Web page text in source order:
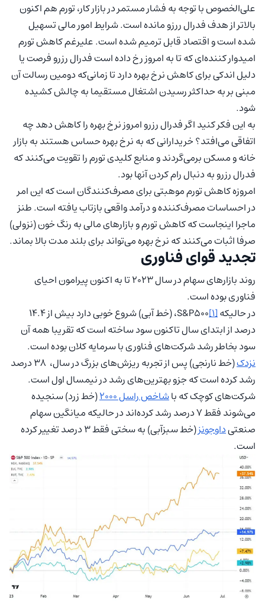
علی‌الخصوص با توجه به فشار مستمر در بازار کار، تورم هم اکنون
بالاتر از هدف فدرال ررزو مانده است. شرایط امور مالی تسهیل
شده است و اقتصاد قابل ترمیم شده است. علیرغم کاهش تورم
امیدوار کننده‌ای که تا به امروز رخ داده است فدرال رزرو فرصت یا
دلیل اندکی برای کاهش نرخ بهره دارد تا زمانی‌که دومین رسالت‌ آن
مبنی بر به حداکثر رسیدن اشتغال مستقیما به چالش کشیده
شود.
به این فکر کنید اگر فدرال رزرو امروز نرخ بهره را کاهش دهد چه
اتفاقی می‌افتد؟ خریدارانی که به نرخ بهره حساس هستند به بازار
خانه و مسکن برمی‌گردند و منابع کلیدی تورم را تقویت می‌کنند که
فدرال رزرو به دنبال رام کردن آنها بود.
امروزه کاهش تورم موهبتی برای مصرف‌کنندگان است که این امر
در احساسات مصرف‌کننده و درآمد واقعی بازتاب یافته است. طنز
ماجرا اینجاست که کاهش تورم و بازارهای مالی به رنگ خون (نزولی)
صرفا اثبات می‌کنند که نرخ بهره می‌تواند برای بلند مدت بالا بماند.
تجدید قوای فناوری
روند بازارهای سهام در سال 2023 تا به اکنون پیرامون احیای
فناوری بوده است.
در حالیکه S&P500[1]
، (خط آبی) شروع خوبی دارد بیش از 14.4
درصد از ابتدای سال تاکنون سود ساخته است که تقریبا همه آن
سود بخاطر رشد شرکت‌های فناوری با سرمایه کلان بوده است.
نزدک
(خط نارنجی) پس از تجربه ریزش‌های بزرگ در سال، 38 درصد
رشد کرده است که جزو بهترین‌های رشد در نیمسال اول است.
شرکت‌های کوچک که باشاخص راسل 2000
(خط زرد) سنجیده
می‌شوند فقط 7 درصد رشد کرده‌اند در حالیکه میانگین سهام
صنعتیداوجونز
(خط سبزآبی) به سختی فقط 3 درصد تغییر کرده
است.